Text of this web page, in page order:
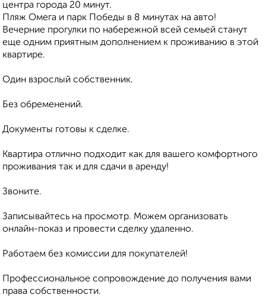
центра города 20 минут.
Пляж Омега и парк Победы в 8 минутах на авто!
Вечерние прогулки по набережной всей семьей станут
еще одним приятным дополнением к проживанию в этой
квартире.
Один взрослый собственник.
Без обременений.
Документы готовы к сделке.
Квартира отлично подходит как для вашего комфортного
проживания так и для сдачи в аренду!
Звоните.
Записывайтесь на просмотр. Можем организовать
онлайн-показ и провести сделку удаленно.
Работаем без комиссии для покупателей!
Профессиональное сопровождение до получения вами
права собственности.